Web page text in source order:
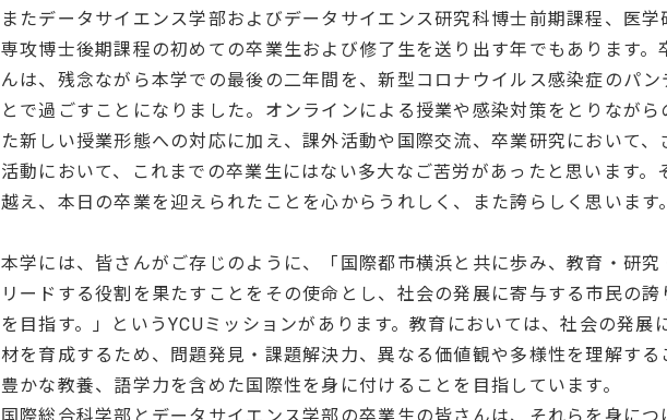
またデータサイエンス学部およびデータサイエンス研究科博士前期課程、医学
専攻博士後期課程の初めての卒業生および修了生を送り出す年でもあります。
んは、残念ながら本学での最後の二年間を、新型コロナウイルス感染症のパン
とで過ごすことになりました。オンラインによる授業や感染対策をとりながら
た新しい授業形態への対応に加え、課外活動や国際交流、卒業研究において、
活動において、これまでの卒業生にはない多大なご苦労があったと思います。
越え、本日の卒業を迎えられたことを心からうれしく、また誇らしく思います。
本学には、皆さんがご存じのように、「国際都市横浜と共に歩み、教育・研究
リードする役割を果たすことをその使命とし、社会の発展に寄与する市民の誇
を目指す。」というYCUミッションがあります。教育においては、社会の発展
材を育成するため、問題発見・課題解決力、異なる価値観や多様性を理解する
豊かな教養、語学力を含めた国際性を身に付けることを目指しています。